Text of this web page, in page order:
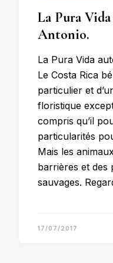
La Pura
Antonio.
La Pura Vida
Le Costa Rica
particulier et
floristique
compris qu’il
particularités
Mais les
barrières et des
sauvages.
17/07/2017